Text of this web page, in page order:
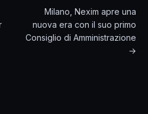
Milano, Nexim apre una
nuova era con il suo primo
Consiglio di Amministrazione
→